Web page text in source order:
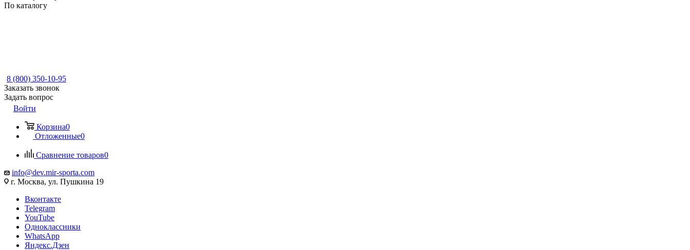
По каталогу
8 (800) 350-10-95
Заказать звонок
Задать вопрос
Войти
Корзина0
Отложенные0
Сравнение товаров0
info@dev.mir-sporta.com
г. Москва, ул. Пушкина 19
Вконтакте
Telegram
YouTube
Одноклассники
WhatsApp
Яндекс.Дзен